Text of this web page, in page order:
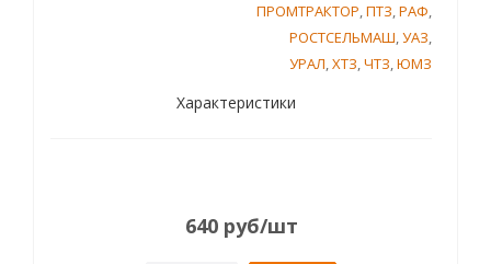
ПРОМТРАКТОР,ПТЗ,РАФ,
РОСТСЕЛЬМАШ,УАЗ,
УРАЛ,ХТЗ,ЧТЗ,ЮМЗ
Характеристики
640 руб/шт